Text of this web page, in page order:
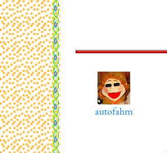
autofahrn